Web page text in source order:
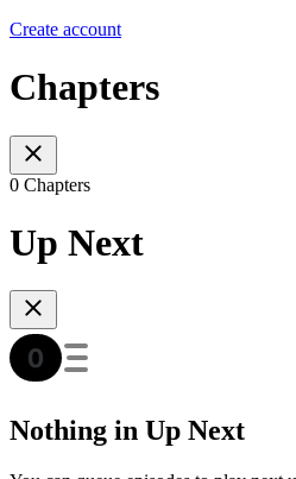
Create account
Chapters
0 Chapters
Up Next
Nothing in Up Next